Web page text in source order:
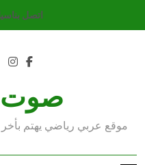
اتصل بنا
صوت
موقع عربي رياضي يهتم بأخر